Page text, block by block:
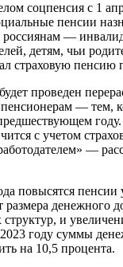
соцпенсия с 1
пенсии
—
детям, чьи
страховую пенсию
проведен
— тем,
с учетом
—
повысятся
размера денежного
и
году суммы
на 10,5 процента.